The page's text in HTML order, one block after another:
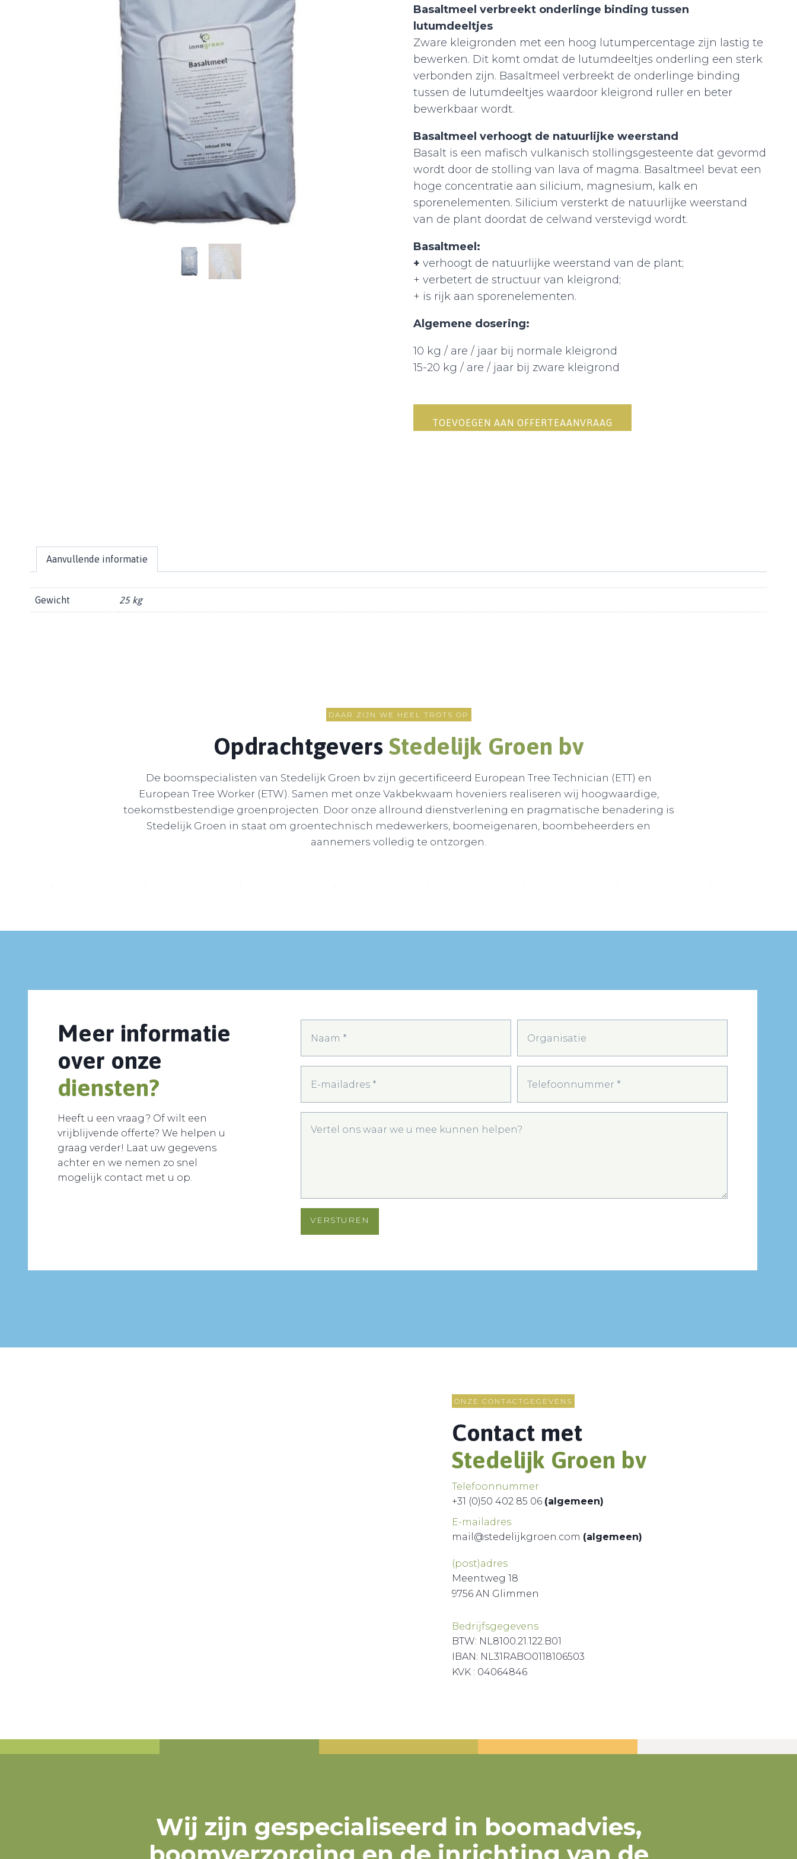
Basaltmeel verbreekt onderlinge binding tussen
lutumdeeltjes
Zware kleigronden met een hoog lutumpercentage zijn lastig te
bewerken. Dit komt omdat de lutumdeeltjes onderling een sterk
verbonden zijn. Basaltmeel verbreekt de onderlinge binding
tussen de lutumdeeltjes waardoor kleigrond ruller en beter
bewerkbaar wordt.
Basaltmeel verhoogt de natuurlijke weerstand
Basalt is een mafisch vulkanisch stollingsgesteente dat gevormd
wordt door de stolling van lava of magma. Basaltmeel bevat een
hoge concentratie aan silicium, magnesium, kalk en
sporenelementen. Silicium versterkt de natuurlijke weerstand
van de plant doordat de celwand verstevigd wordt.
Basaltmeel:
+ verhoogt de natuurlijke weerstand van de plant;
+ verbetert de structuur van kleigrond;
+ is rijk aan sporenelementen.
Algemene dosering:
10 kg / are / jaar bij normale kleigrond
15-20 kg / are / jaar bij zware kleigrond
TOEVOEGEN AAN OFFERTEAANVRAAG
Aanvullende informatie
Gewicht 25 kg
DAAR ZIJN WE HEEL TROTS OP
Opdrachtgevers Stedelijk Groen bv
De boomspecialisten van Stedelijk Groen bv zijn gecertificeerd European Tree Technician (ETT) en
European Tree Worker (ETW). Samen met onze Vakbekwaam hoveniers realiseren wij hoogwaardige,
toekomstbestendige groenprojecten. Door onze allround dienstverlening en pragmatische benadering is
Stedelijk Groen in staat om groentechnisch medewerkers, boomeigenaren, boombeheerders en
aannemers volledig te ontzorgen.
Meer informatie
over onze
diensten?
Heeft u een vraag? Of wilt een
vrijblijvende offerte? We helpen u
graag verder! Laat uw gegevens
achter en we nemen zo snel
mogelijk contact met u op.
VERSTUREN
ONZE CONTACTGEGEVENS
Contact met
Stedelijk Groen bv
Telefoonnummer
+31 (0)50 402 85 06 (algemeen)
E-mailadres
mail@stedelijkgroen.com (algemeen)
(post)adres
Meentweg 18
9756 AN Glimmen
Bedrijfsgegevens
BTW: NL8100.21.122.B01
IBAN: NL31RABO0118106503
KVK : 04064846
Wij zijn gespecialiseerd in boomadvies,